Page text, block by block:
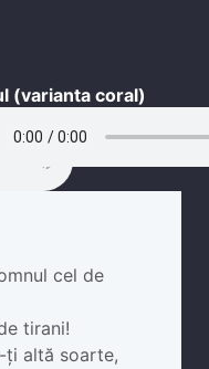
(varianta coral)
cel de
tirani!
ți altă soarte,